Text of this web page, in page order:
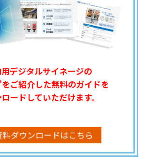
デジタルサイネージの
ご紹介した無料のガイドを
ードしていただけます。
ダウンロードはこちら